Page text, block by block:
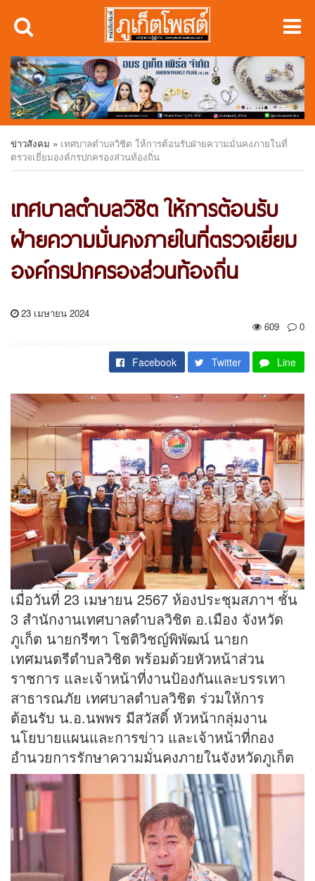
ข่าวสังคม » เทศบาลตำบลวิชิต ให้การต้อนรับฝ่ายความมั่นคงภายในที่
ตรวจเยี่ยมองค์กรปกครองส่วนท้องถิ่น
เทศบาลตำบลวิชิต ให้การต้อนรับ
ฝ่ายความมั่นคงภายในที่ตรวจเยี่ยม
องค์กรปกครองส่วนท้องถิ่น
23 เมษายน 2024
609
0
Facebook Twitter Line
เมื่อวันที่ 23 เมษายน 2567 ห้องประชุมสภาฯ ชั้น
3 สำนักงานเทศบาลตำบลวิชิต อ.เมือง จังหวัด
ภูเก็ต นายกรีฑา โชติวิชญ์พิพัฒน์ นายก
เทศมนตรีตำบลวิชิต พร้อมด้วยหัวหน้าส่วน
ราชการ และเจ้าหน้าที่งานป้องกันและบรรเทา
สาธารณภัย เทศบาลตำบลวิชิต ร่วมให้การ
ต้อนรับ น.อ.นพพร มีสวัสดิ์ หัวหน้ากลุ่มงาน
นโยบายแผนและการข่าว และเจ้าหน้าที่กอง
อำนวยการรักษาความมั่นคงภายในจังหวัดภูเก็ต